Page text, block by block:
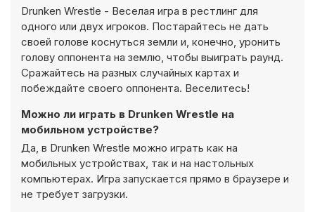
Drunken Wrestle - Веселая игра в рестлинг для
одного или двух игроков. Постарайтесь не дать
своей голове коснуться земли и, конечно, уронить
голову оппонента на землю, чтобы выиграть раунд.
Сражайтесь на разных случайных картах и
побеждайте своего оппонента. Веселитесь!
Можно ли играть в Drunken Wrestle на
мобильном устройстве?
Да, в Drunken Wrestle можно играть как на
мобильных устройствах, так и на настольных
компьютерах. Игра запускается прямо в браузере и
не требует загрузки.